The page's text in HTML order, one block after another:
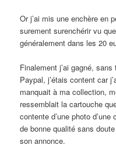
Or j’ai mis une enchère en
surement surenchérir vu
généralement dans les 20
Finalement j’ai gagné,
Paypal, j’étais content car
manquait à ma collection,
ressemblait la cartouche
contente d’une photo
de bonne qualité sans
son annonce.